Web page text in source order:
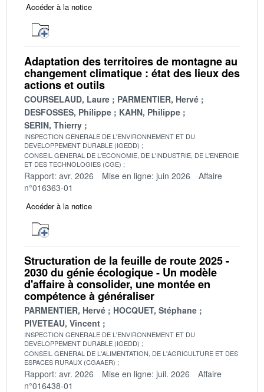
Accéder à la notice
Adaptation des territoires de montagne au
changement climatique : état des lieux des
actions et outils
COURSELAUD, Laure
PARMENTIER, Hervé
DESFOSSES, Philippe
KAHN, Philippe
SERIN, Thierry
INSPECTION GENERALE DE L'ENVIRONNEMENT ET DU
DEVELOPPEMENT DURABLE (IGEDD)
CONSEIL GENERAL DE L'ECONOMIE, DE L'INDUSTRIE, DE L'ENERGIE
ET DES TECHNOLOGIES (CGE)
Rapport: avr. 2026 Mise en ligne: juin 2026
Affaire
n°016363-01
Accéder à la notice
Structuration de la feuille de route 2025 -
2030 du génie écologique - Un modèle
d'affaire à consolider, une montée en
compétence à généraliser
PARMENTIER, Hervé
HOCQUET, Stéphane
PIVETEAU, Vincent
INSPECTION GENERALE DE L'ENVIRONNEMENT ET DU
DEVELOPPEMENT DURABLE (IGEDD)
CONSEIL GENERAL DE L'ALIMENTATION, DE L'AGRICULTURE ET DES
ESPACES RURAUX (CGAAER)
Rapport: avr. 2026 Mise en ligne: juil. 2026
Affaire
n°016438-01